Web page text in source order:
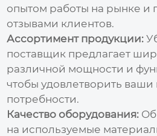
опытом работы на рынке и
отзывами клиентов.
Ассортимент продукции:
поставщик предлагает
различной мощности и
чтобы удовлетворить ваши
потребности.
Качество оборудования:
на используемые